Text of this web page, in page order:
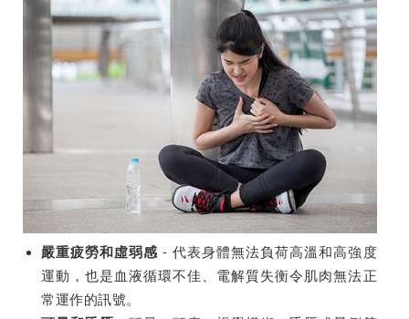
嚴重疲勞和虛弱感 - 代表身體無法負荷高溫和高強度
運動，也是血液循環不佳、電解質失衡令肌肉無法正
常運作的訊號。